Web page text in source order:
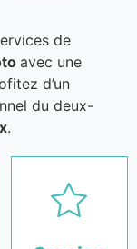
de
avec une
d’un
du deux-
.